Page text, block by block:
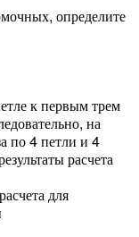
определите
к первым трем
на
по 4 петли и 4
расчета
для